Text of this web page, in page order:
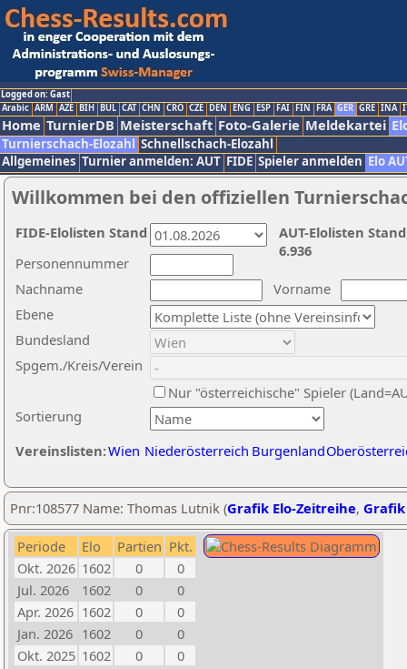
Logged on: Gast
Arabic ARM AZE BIH BUL CAT CHN CRO CZE DEN ENG ESP FAI FIN FRA GER GRE INA
Home TurnierDB Meisterschaft Foto-Galerie Meldekartei
Turnierschach-Elozahl Schnellschach-Elozahl
Allgemeines Turnier anmelden: AUT FIDE Spieler anmelden Elo
Willkommen bei den offiziellen
Nachname
Vorname
Ebene
Sortierung
Personennummer
Bundesland
Spgem./Kreis/Verein
Nur "österreichische" Spieler
Vereinslisten:Wien Niederösterreich Burgenland
AUT-Elolisten
6.936
FIDE-Elolisten Stand
Pnr:108577 Name: Thomas Lutnik (Grafik Elo-Zeitreihe,
Periode Elo Partien Pkt.
Okt. 2026 1602 0
0
Jul. 2026
1602 0
0
Apr. 2026 1602 0
0
Jan. 2026 1602 0
0
Okt. 2025 1602 0
0